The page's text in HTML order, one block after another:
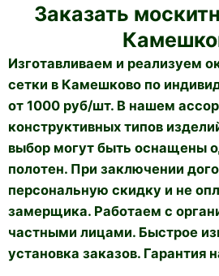
Заказать
Изготавливаем и реализуем
сетки в Камешково по
от 1000 руб/шт. В нашем
конструктивных типов
выбор могут быть оснащены
полотен. При заключении
персональную скидку и не
замерщика. Работаем с
частными лицами. Быстрое
установка заказов. Гарантия